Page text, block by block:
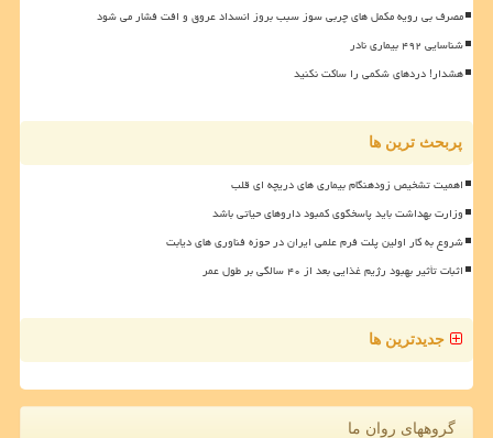
مصرف بی رویه مکمل های چربی سوز سبب بروز انسداد عروق و افت فشار می شود
شناسایی ۴۹۲ بیماری نادر
هشدار! دردهای شکمی را ساکت نکنید
پربحث ترین ها
اهمیت تشخیص زودهنگام بیماری های دریچه ای قلب
وزارت بهداشت باید پاسخگوی کمبود داروهای حیاتی باشد
شروع به کار اولین پلت فرم علمی ایران در حوزه فناوری های دیابت
اثبات تأثیر بهبود رژیم غذایی بعد از ۴۰ سالگی بر طول عمر
جدیدترین ها
گروههای روان ما